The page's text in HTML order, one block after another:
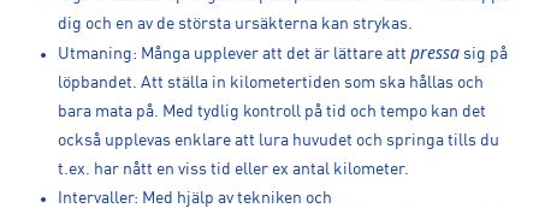
dig och en av de största ursäkterna kan strykas.
Utmaning: Många upplever att det är lättare att pressa sig på
löpbandet. Att ställa in kilometertiden som ska hållas och
bara mata på. Med tydlig kontroll på tid och tempo kan det
också upplevas enklare att lura huvudet och springa tills du
t.ex. har nått en viss tid eller ex antal kilometer.
Intervaller: Med hjälp av tekniken och